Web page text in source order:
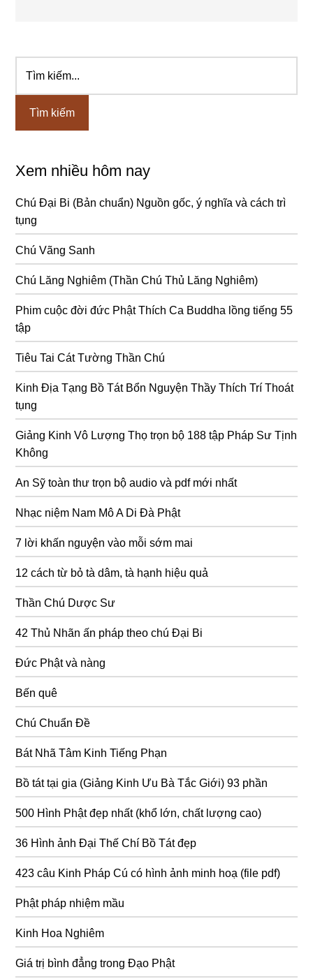
Sidebar
chính
kiếm...
Xem nhiều hôm nay
Chú Đại Bi (Bản chuẩn) Nguồn gốc, ý nghĩa và cách trì
tụng
Chú Vãng Sanh
Chú Lăng Nghiêm (Thần Chú Thủ Lăng Nghiêm)
Phim cuộc đời đức Phật Thích Ca Buddha lồng tiếng 55
tập
Tiêu Tai Cát Tường Thần Chú
Kinh Địa Tạng Bồ Tát Bổn Nguyện Thầy Thích Trí Thoát
tụng
Giảng Kinh Vô Lượng Thọ trọn bộ 188 tập Pháp Sư Tịnh
Không
An Sỹ toàn thư trọn bộ audio và pdf mới nhất
Nhạc niệm Nam Mô A Di Đà Phật
7 lời khấn nguyện vào mỗi sớm mai
12 cách từ bỏ tà dâm, tà hạnh hiệu quả
Thần Chú Dược Sư
42 Thủ Nhãn ấn pháp theo chú Đại Bi
Đức Phật và nàng
Bến quê
Chú Chuẩn Đề
Bát Nhã Tâm Kinh Tiếng Phạn
Bồ tát tại gia (Giảng Kinh Ưu Bà Tắc Giới) 93 phần
500 Hình Phật đẹp nhất (khổ lớn, chất lượng cao)
36 Hình ảnh Đại Thế Chí Bồ Tát đẹp
423 câu Kinh Pháp Cú có hình ảnh minh hoạ (file pdf)
Phật pháp nhiệm mầu
Kinh Hoa Nghiêm
Giá trị bình đẳng trong Đạo Phật